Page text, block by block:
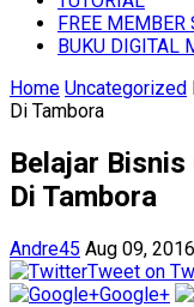
FREE MEMBER
BUKU DIGITAL
Home Uncategorized
Di Tambora
Belajar
Di Tambora
Andre45 Aug 09, 2016
Tweet on
Google+